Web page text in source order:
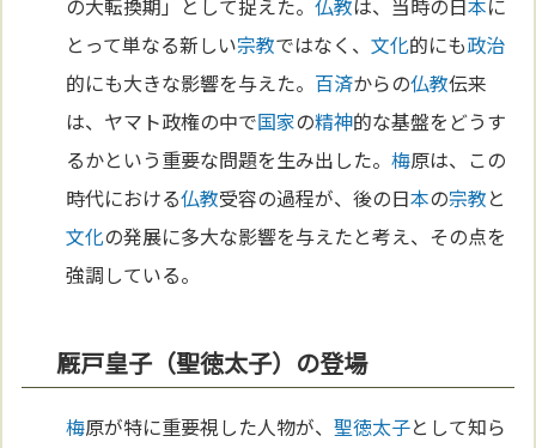
の大転換期」として捉えた。仏教は、当時の日本に
とって単なる新しい宗教ではなく、文化的にも政治
的にも大きな影響を与えた。 百済からの仏教伝来
は、ヤマト政権の中で国家の精神的な基盤をどうす
るかという重要な問題を生み出した。梅原は、この
時代における仏教受容の過程が、後の日本の宗教と
文化の発展に多大な影響を与えたと考え、その点を
強調している。
厩戸皇子（聖徳太子）の登場
梅原が特に重要視した人物が、聖徳太子として知ら